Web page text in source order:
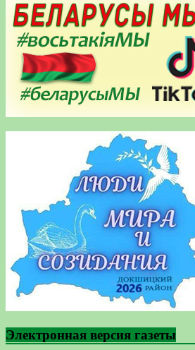
Электронная версия газеты